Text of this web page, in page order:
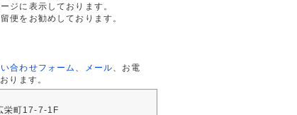
ジに表示しております。
便をお勧めしております。
合わせフォーム メール 、お電
ります。
栄町17-7-1F